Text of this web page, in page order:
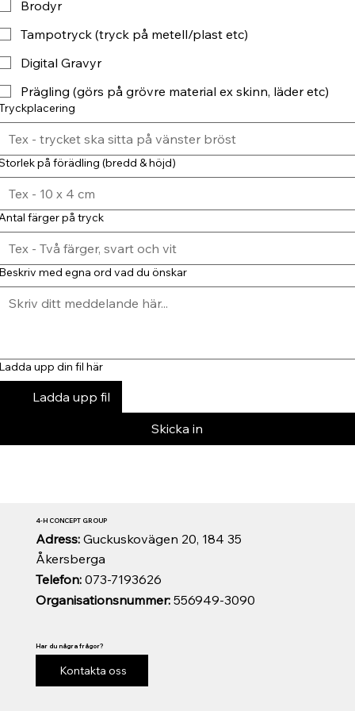
Brodyr
Tampotryck (tryck på metell/plast etc)
Digital Gravyr
Prägling (görs på grövre material ex skinn, läder etc)
på förädling (bredd & höjd)
färger på tryck
med egna ord vad du önskar
upp din fil här
Ladda upp fil
Skicka in
Organisationsnummer:556949-3090
Telefon:073-7193626
Adress: Guckuskovägen 20, 184 35
Åkersberga
4-H CONCEPT GROUP
Har du några frågor?
Kontakta oss